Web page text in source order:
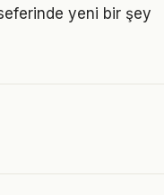
yeni bir şey